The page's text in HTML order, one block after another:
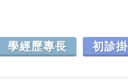
學經歷專長 初診